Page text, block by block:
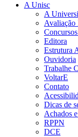
A Unisc
A
Avaliação
Editora
Estrutura
Ouvidoria
Trabalhe
VoltarE
Contato
Dicas de
Achados
RPPN
DCE